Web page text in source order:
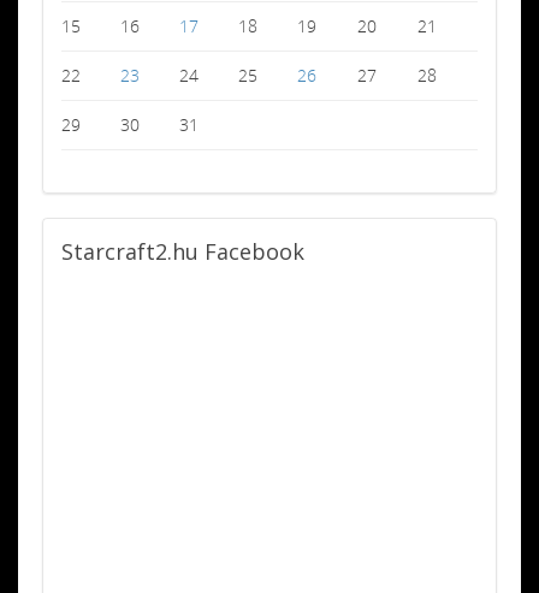
15 16 17 18 19 20 21
22 23 24 25 26 27 28
29 30 31
Starcraft2.hu Facebook